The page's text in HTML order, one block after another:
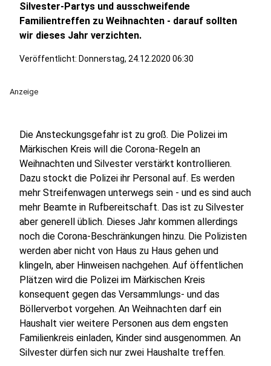
Silvester-Partys und ausschweifende
Familientreffen zu Weihnachten - darauf sollten
wir dieses Jahr verzichten.
Veröffentlicht: Donnerstag, 24.12.2020 06:30
Anzeige
Die Ansteckungsgefahr ist zu groß. Die Polizei im
Märkischen Kreis will die Corona-Regeln an
Weihnachten und Silvester verstärkt kontrollieren.
Dazu stockt die Polizei ihr Personal auf. Es werden
mehr Streifenwagen unterwegs sein - und es sind auch
mehr Beamte in Rufbereitschaft. Das ist zu Silvester
aber generell üblich. Dieses Jahr kommen allerdings
noch die Corona-Beschränkungen hinzu. Die Polizisten
werden aber nicht von Haus zu Haus gehen und
klingeln, aber Hinweisen nachgehen. Auf öffentlichen
Plätzen wird die Polizei im Märkischen Kreis
konsequent gegen das Versammlungs- und das
Böllerverbot vorgehen. An Weihnachten darf ein
Haushalt vier weitere Personen aus dem engsten
Familienkreis einladen, Kinder sind ausgenommen. An
Silvester dürfen sich nur zwei Haushalte treffen.